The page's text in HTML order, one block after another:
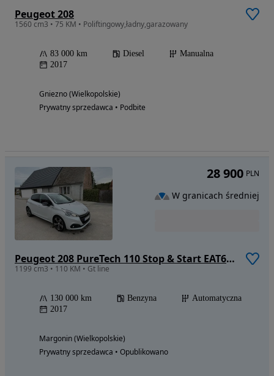
Peugeot 208
1560 cm3 • 75 KM • Poliftingowy,ładny,garazowany
83 000 km Diesel
Manualna
2017
Gniezno (Wielkopolskie)
Prywatny sprzedawca • Podbite
Peugeot 208 PureTech 110 Stop & Start EAT6 Tech Edition
1199 cm3 • 110 KM • Gt line
130 000 km Benzyna
Automatyczna
2017
Margonin (Wielkopolskie)
Prywatny sprzedawca • Opublikowano
28 900 PLN
W granicach średniej